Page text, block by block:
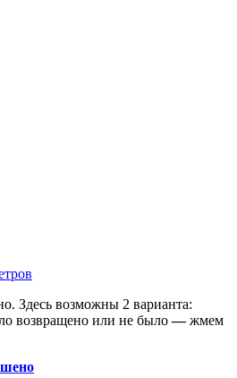
Здесь возможны 2 варианта:
возвращено или не было—жмем